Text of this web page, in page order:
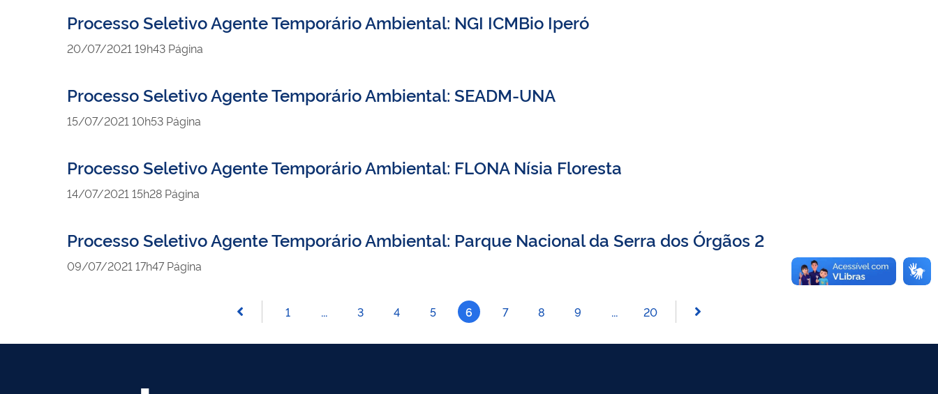
Processo Seletivo Agente Temporário Ambiental: NGI ICMBio Iperó
publicado
20/07/2021 19h43 Página
Processo Seletivo Agente Temporário Ambiental: SEADM-UNA
publicado
15/07/2021 10h53 Página
Processo Seletivo Agente Temporário Ambiental: FLONA Nísia Floresta
publicado
14/07/2021 15h28 Página
Processo Seletivo Agente Temporário Ambiental: Parque Nacional da Serra dos Órgãos 2
publicado
09/07/2021 17h47 Página
1 ... 3 4 5 6 7 8 9 ... 20